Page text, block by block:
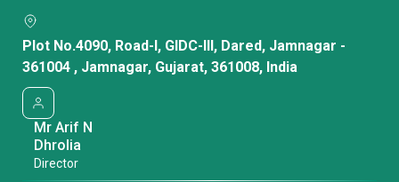
Plot No.4090, Road-I, GIDC-III, Dared, Jamnagar -
361004 , Jamnagar, Gujarat, 361008, India
Mr Arif N
Dhrolia
Director